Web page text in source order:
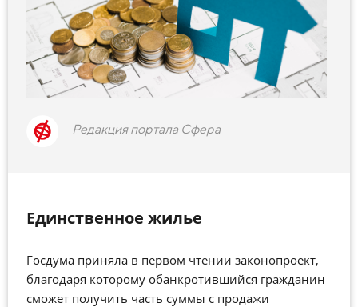
Редакция портала Сфера
Единственное жилье
Госдума приняла в первом чтении законопроект,
благодаря которому обанкротившийся гражданин
сможет получить часть суммы с продажи